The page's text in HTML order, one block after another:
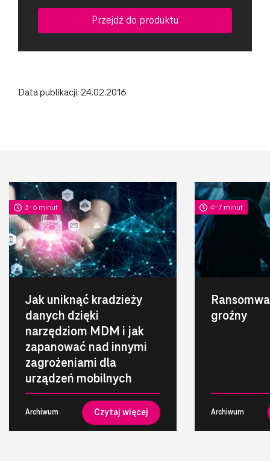
Przejdź do produktu
Data publikacji: 24.02.2016
3-6 minut
Jak uniknąć kradzieży
danych dzięki
narzędziom MDM i jak
zapanować nad innymi
zagrożeniami dla
urządzeń mobilnych
Archiwum Czytaj więcej
4-7 minut
groźny
Archiwum